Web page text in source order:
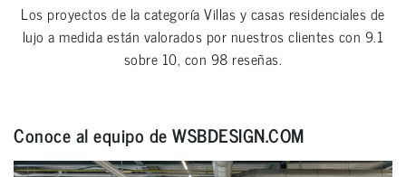
Los proyectos de la categoríaVillas y casas residenciales de
lujo a medidaestán valorados por nuestros clientes con 9.1
sobre 10, con 98 reseñas.
Conoce al equipo de WSBDESIGN.COM